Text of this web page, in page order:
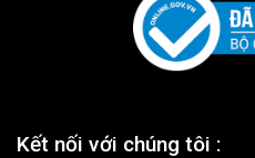
Kết nối với chúng tôi :